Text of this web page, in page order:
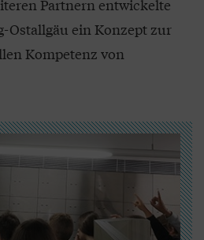
Partnern entwickelte
Ostallgäu ein Konzept zur
Kompetenz von